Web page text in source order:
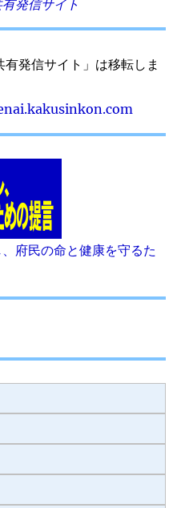
発信サイト
有発信サイト」は移転しま
府民の命と健康を守るた